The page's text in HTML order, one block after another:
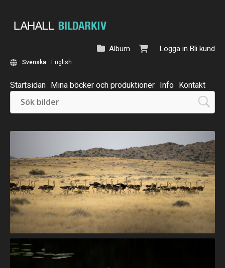
Logga in Bli kund
Album
Svenska English
Startsidan Mina böcker och produktioner Info Kontakt
Beställ: Kalender 2025